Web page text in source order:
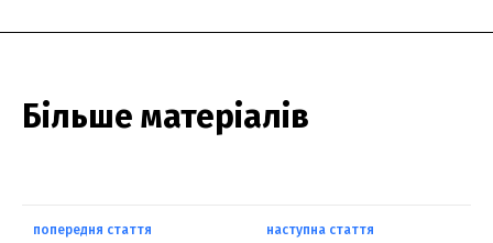
Більше матеріалів
попередня стаття наступна стаття